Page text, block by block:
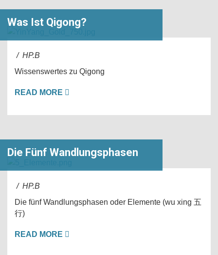
Was Ist Qigong?
/ HP.B
Wissenswertes zu Qigong
READ MORE
Die Fünf Wandlungsphasen
/ HP.B
Die fünf Wandlungsphasen oder Elemente (wu xing 五
行)
READ MORE